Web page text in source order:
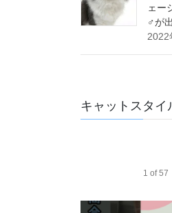
ェー
♂が
2022
キャットスタイ
1 of 57